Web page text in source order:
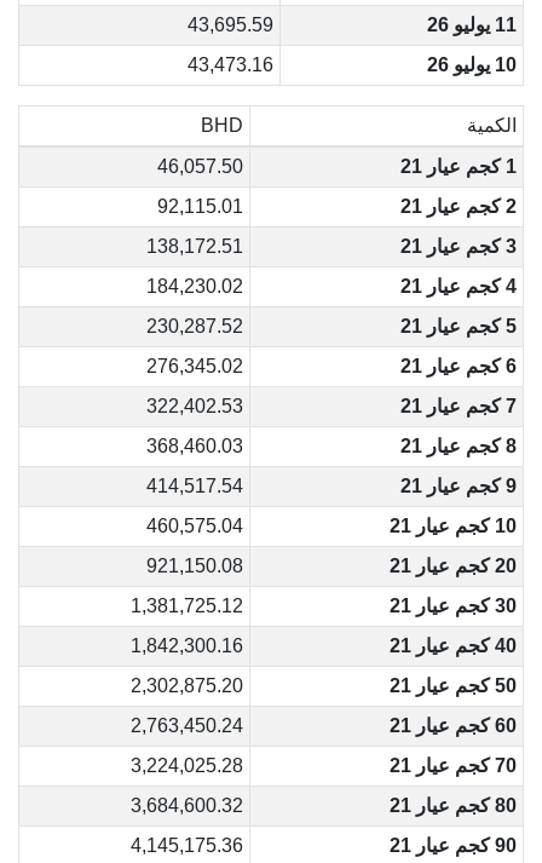
11 يوليو 26
43,695.59
10 يوليو 26
43,473.16
الكمية
BHD
1 كجم عيار 21
46,057.50
2 كجم عيار 21
92,115.01
3 كجم عيار 21
138,172.51
4 كجم عيار 21
184,230.02
5 كجم عيار 21
230,287.52
6 كجم عيار 21
276,345.02
7 كجم عيار 21
322,402.53
8 كجم عيار 21
368,460.03
9 كجم عيار 21
414,517.54
10 كجم عيار 21
460,575.04
20 كجم عيار 21
921,150.08
30 كجم عيار 21
1,381,725.12
40 كجم عيار 21
1,842,300.16
50 كجم عيار 21
2,302,875.20
60 كجم عيار 21
2,763,450.24
70 كجم عيار 21
3,224,025.28
80 كجم عيار 21
3,684,600.32
90 كجم عيار 21
4,145,175.36